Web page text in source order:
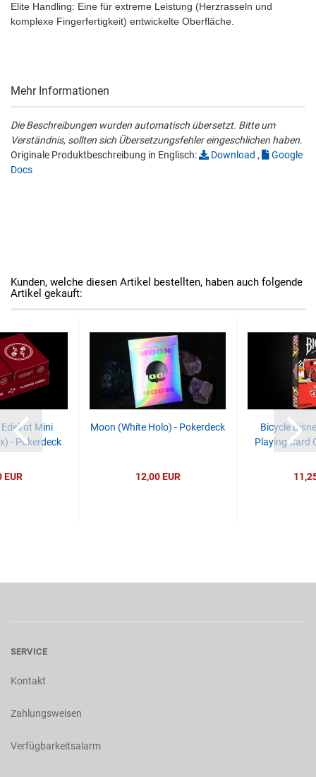
Elite Handling: Eine für extreme Leistung (Herzrasseln und
komplexe Fingerfertigkeit) entwickelte Oberfläche.
Mehr Informationen
Die Beschreibungen wurden automatisch übersetzt. Bitte um
Verständnis, sollten sich Übersetzungsfehler eingeschlichen haben.
Originale Produktbeschreibung in Englisch:
Download ,
Google
Docs
Kunden, welche diesen Artikel bestellten, haben auch folgende
Artikel gekauft:
Mini
- Pokerdeck
EUR
Moon (White Holo) - Pokerdeck
12,00 EUR
Bicycle
Playing Card
SERVICE
Kontakt
Zahlungsweisen
Verfügbarkeitsalarm